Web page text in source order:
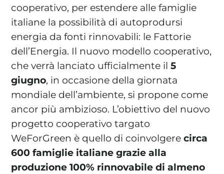
La tua cooperativa energetica sostenibile
Area Soci| Aderisci a WeForGreen
PASSA A WEFORGREEN
cooperativo, per estendere alle famiglie
italiane la possibilità di autoprodursi
energia da fonti rinnovabili: le Fattorie
dell’Energia. Il nuovo modello cooperativo,
che verrà lanciato ufficialmente il5
giugno, in occasione della giornata
mondiale dell’ambiente, si propone come
ancor più ambizioso. L’obiettivo del nuovo
progetto cooperativo targato
WeForGreen è quello di coinvolgerecirca
600 famiglie italiane grazie alla
produzione 100% rinnovabile di almeno